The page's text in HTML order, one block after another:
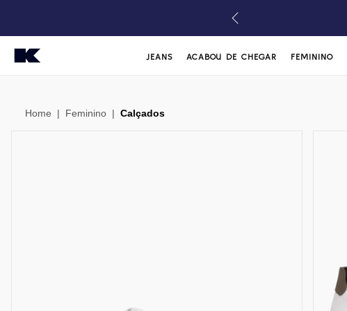
JEANS ACABOU DE CHEGAR FEMININO
Home | Feminino | Calçados